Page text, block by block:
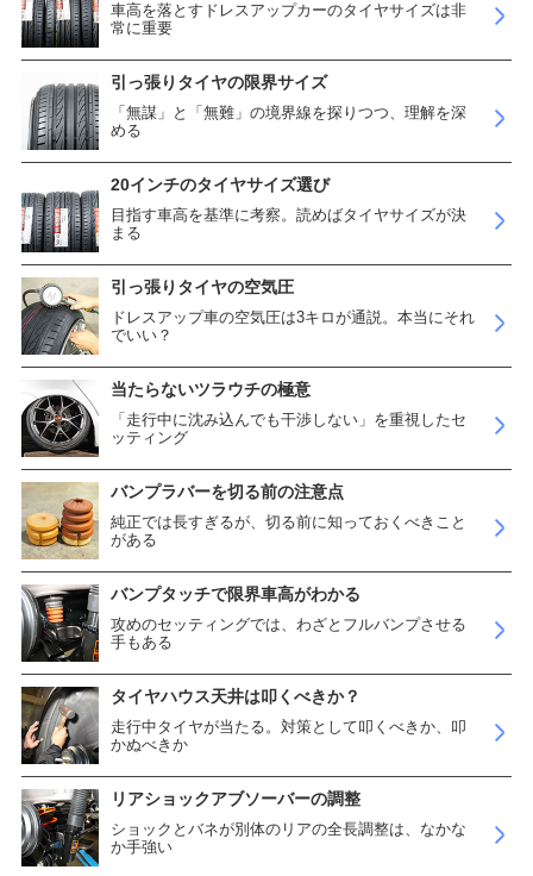
車高を落とすドレスアップカーのタイヤサイズは非
常に重要
引っ張りタイヤの限界サイズ
「無謀」と「無難」の境界線を探りつつ、理解を深
める
20インチのタイヤサイズ選び
目指す車高を基準に考察。読めばタイヤサイズが決
まる
引っ張りタイヤの空気圧
ドレスアップ車の空気圧は3キロが通説。本当にそれ
でいい？
当たらないツラウチの極意
「走行中に沈み込んでも干渉しない」を重視したセ
ッティング
バンプラバーを切る前の注意点
純正では長すぎるが、切る前に知っておくべきこと
がある
バンプタッチで限界車高がわかる
攻めのセッティングでは、わざとフルバンプさせる
手もある
タイヤハウス天井は叩くべきか？
走行中タイヤが当たる。対策として叩くべきか、叩
かぬべきか
リアショックアブソーバーの調整
ショックとバネが別体のリアの全長調整は、なかな
か手強い